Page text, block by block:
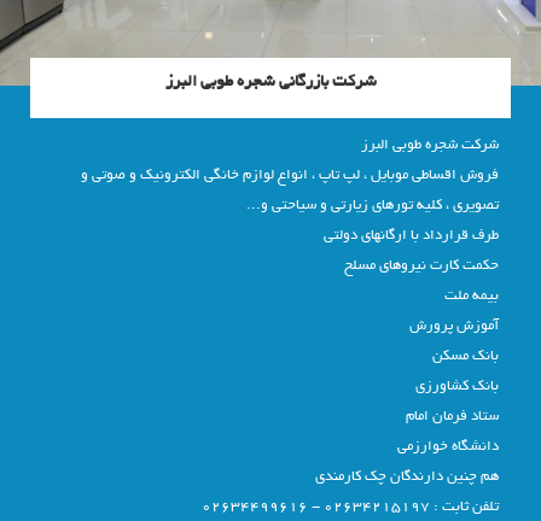
شرکت بازرگانی شجره طوبی البرز
شرکت شجره طوبی البرز
فروش اقساطی موبایل ، لپ تاپ ، انواع لوازم خانگی الکترونیک و صوتی و
تصویری ، کلیه تورهای زیارتی و سیاحتی و...
طرف قرارداد با ارگانهای دولتی
حکمت کارت نیروهای مسلح
بیمه ملت
آموزش پرورش
بانک مسکن
بانک کشاورزی
ستاد فرمان امام
دانشگاه خوارزمی
هم چنین دارندگان چک کارمندی
تلفن ثابت : 02634215197 - 02634499616